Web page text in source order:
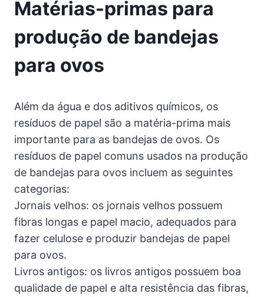
Matérias-primas para
produção de bandejas
para ovos
Além da água e dos aditivos químicos, os
resíduos de papel são a matéria-prima mais
importante para as bandejas de ovos. Os
resíduos de papel comuns usados ​​na produção
de bandejas para ovos incluem as seguintes
categorias:
Jornais velhos: os jornais velhos possuem
fibras longas e papel macio, adequados para
fazer celulose e produzir bandejas de papel
para ovos.
Livros antigos: os livros antigos possuem boa
qualidade de papel e alta resistência das fibras,